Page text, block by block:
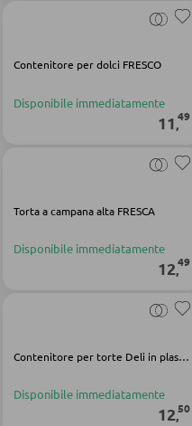
Tavolini da divano
Poltrone
Poltrone relax
Poltrone TV
Sgabelli bassi
Sgabelli da bar
Pouf a sacco
Contenitore per dolci FRESCO
Disponibile immediatamente
11,49
Torta a campana alta FRESCA
Disponibile immediatamente
12,49
Contenitore per torte Deli in plastica PP grigio grafite
Disponibile immediatamente
12,50